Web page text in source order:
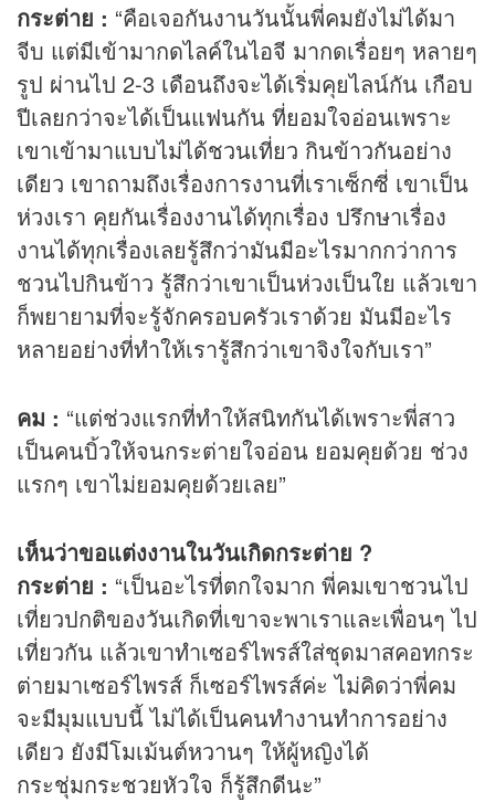
กระต่าย : “คือเจอกันงานวันนั้นพี่คมยังไม่ได้มา
จีบ แต่มีเข้ามากดไลค์ในไอจี มากดเรื่อยๆ หลายๆ
รูป ผ่านไป 2-3 เดือนถึงจะได้เริ่มคุยไลน์กัน เกือบ
ปีเลยกว่าจะได้เป็นแฟนกัน ที่ยอมใจอ่อนเพราะ
เขาเข้ามาแบบไม่ได้ชวนเที่ยว กินข้าวกันอย่าง
เดียว เขาถามถึงเรื่องการงานที่เราเซ็กซี่ เขาเป็น
ห่วงเรา คุยกันเรื่องงานได้ทุกเรื่อง ปรึกษาเรื่อง
งานได้ทุกเรื่องเลยรู้สึกว่ามันมีอะไรมากกว่าการ
ชวนไปกินข้าว รู้สึกว่าเขาเป็นห่วงเป็นใย แล้วเขา
ก็พยายามที่จะรู้จักครอบครัวเราด้วย มันมีอะไร
หลายอย่างที่ทำให้เรารู้สึกว่าเขาจิงใจกับเรา”
คม : “แต่ช่วงแรกที่ทำให้สนิทกันได้เพราะพี่สาว
เป็นคนบิ้วให้จนกระต่ายใจอ่อน ยอมคุยด้วย ช่วง
แรกๆ เขาไม่ยอมคุยด้วยเลย”
เห็นว่าขอแต่งงานในวันเกิดกระต่าย ?
กระต่าย : “เป็นอะไรที่ตกใจมาก พี่คมเขาชวนไป
เที่ยวปกติของวันเกิดที่เขาจะพาเราและเพื่อนๆ ไป
เที่ยวกัน แล้วเขาทำเซอร์ไพรส์ใส่ชุดมาสคอทกระ
ต่ายมาเซอร์ไพรส์ ก็เซอร์ไพรส์ค่ะ ไม่คิดว่าพี่คม
จะมีมุมแบบนี้ ไม่ได้เป็นคนทำงานทำการอย่าง
เดียว ยังมีโมเม้นต์หวานๆ ให้ผู้หญิงได้
กระชุ่มกระชวยหัวใจ ก็รู้สึกดีนะ”